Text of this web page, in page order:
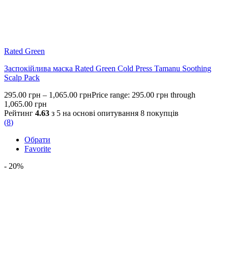
Rated Green
Заспокійлива маска Rated Green Cold Press Tamanu Soothing
Scalp Pack
295.00 грн – 1,065.00 грнPrice range: 295.00 грн through
1,065.00 грн
Рейтинг 4.63 з 5 на основі опитування 8 покупців
(8)
Обрати
Favorite
- 20%